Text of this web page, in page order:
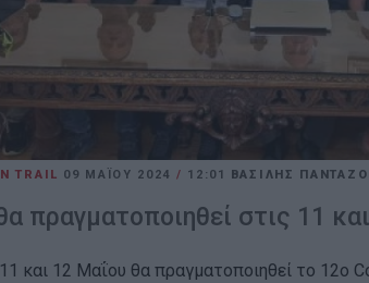
TRAIL 09 ΜΑΪ́ΟΥ 2024 / 12:01 ΒΑΣΙΛΗΣ
πραγματοποιηθεί στις 11
και 12 Μαΐου θα πραγματοποιηθεί το 12ο